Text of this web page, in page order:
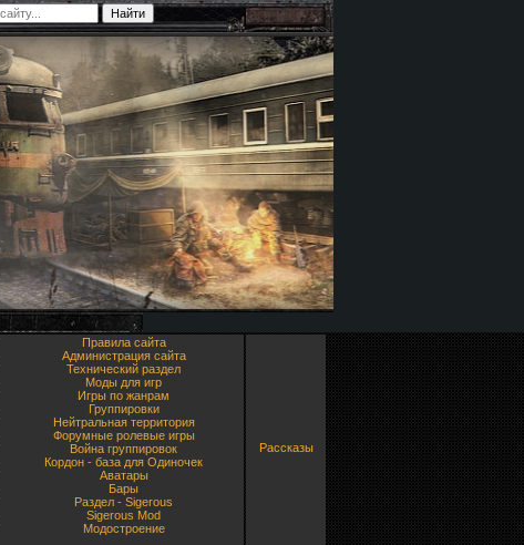
Правила сайта
Администрация сайта
Технический раздел
Моды для игр
Игры по жанрам
Группировки
Нейтральная территория
Форумные ролевые игры
Война группировок
Кордон - база для Одиночек
Аватары
Бары
Раздел - Sigerous
Sigerous Mod
Модостроение
Рассказы